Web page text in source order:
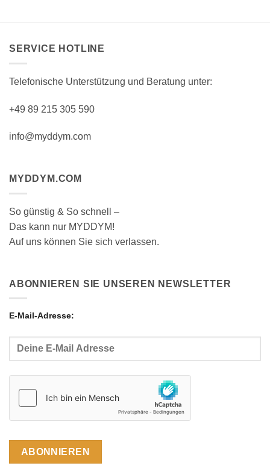
SERVICE HOTLINE
Telefonische Unterstützung und Beratung unter:
+49 89 215 305 590
info@myddym.com
MYDDYM.COM
So günstig & So schnell –
Das kann nur MYDDYM!
Auf uns können Sie sich verlassen.
ABONNIEREN SIE UNSEREN NEWSLETTER
E-Mail-Adresse: